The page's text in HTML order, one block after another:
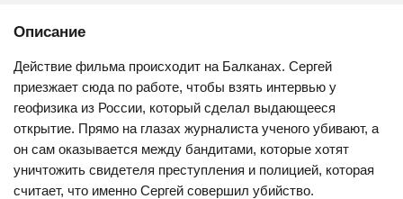
Описание
Действие фильма происходит на Балканах. Сергей
приезжает сюда по работе, чтобы взять интервью у
геофизика из России, который сделал выдающееся
открытие. Прямо на глазах журналиста ученого убивают, а
он сам оказывается между бандитами, которые хотят
уничтожить свидетеля преступления и полицией, которая
считает, что именно Сергей совершил убийство.